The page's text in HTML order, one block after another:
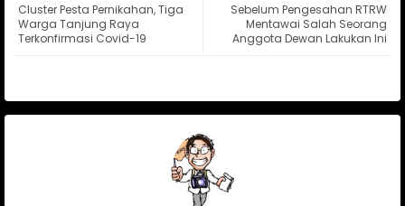
ats
Sebelum Pengesahan RTRW
Mentawai Salah Seorang
Anggota Dewan Lakukan Ini
Cluster Pesta Pernikahan, Tiga
Warga Tanjung Raya
Terkonfirmasi Covid-19